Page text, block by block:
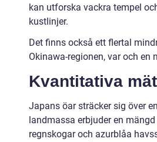
kan utforska vackra tempel
kustlinjer.
Det finns också ett flertal
Okinawa-regionen, var och en
Kvantitativa
Japans öar sträcker sig över
landmassa erbjuder en
regnskogar och azurblåa